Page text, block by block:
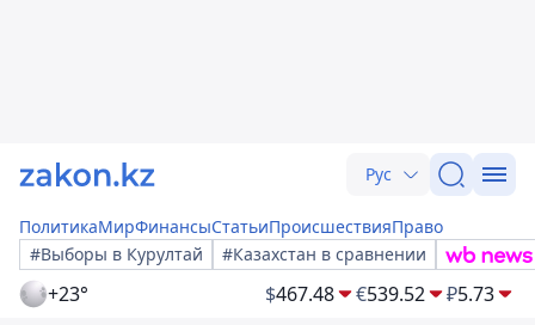
Рус
ПолитикаМирФинансыСтатьиПроисшествияПраво
#Выборы в Курултай
#Казахстан в сравнении
+23° $467.48 €539.52 ₽5.73